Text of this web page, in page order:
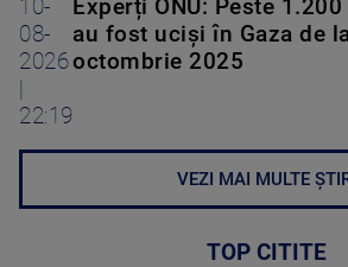
10-
08-
2026
|
22:19
Experți ONU: Peste
au fost uciși în Gaza de
octombrie 2025
VEZI MAI MULTE
TOP CITITE